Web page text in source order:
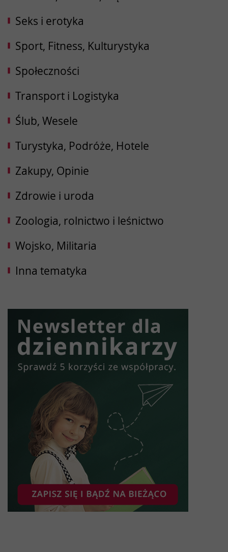
Seks i erotyka
Sport, Fitness, Kulturystyka
Społeczności
Transport i Logistyka
Ślub, Wesele
Turystyka, Podróże, Hotele
Zakupy, Opinie
Zdrowie i uroda
Zoologia, rolnictwo i leśnictwo
Wojsko, Militaria
Inna tematyka